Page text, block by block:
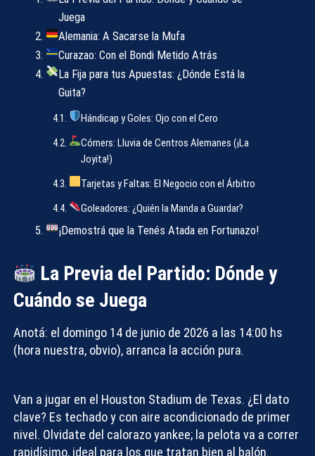
Juega
Alemania: A Sacarse la Mufa
Curazao: Con el Bondi Metido Atrás
La Fija para tus Apuestas: ¿Dónde Está la
Guita?
Hándicap y Goles: Ojo con el Cero
Córners: Lluvia de Centros Alemanes (¡La
Joyita!)
Tarjetas y Faltas: El Negocio con el Árbitro
Goleadores: ¿Quién la Manda a Guardar?
¡Demostrá que la Tenés Atada en Fortunazo!
La Previa del Partido: Dónde y
Cuándo se Juega
Anotá: el domingo 14 de junio de 2026 a las 14:00 hs
(hora nuestra, obvio), arranca la acción pura.
Van a jugar en el Houston Stadium de Texas. ¿El dato
clave? Es techado y con aire acondicionado de primer
nivel. Olvidate del calorazo yankee; la pelota va a correr
rapidísimo, ideal para los que tratan bien al balón.